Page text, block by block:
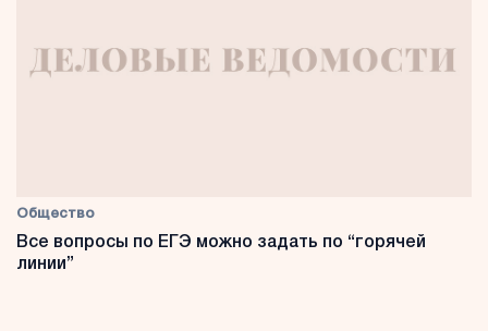
Общество
Все вопросы по ЕГЭ можно задать по “горячей
линии”